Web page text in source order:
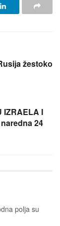
žestoko
IZRAELA I
24
polja su